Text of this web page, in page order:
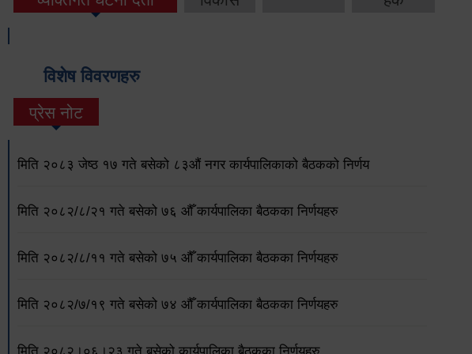
विशेष विवरणहरु
प्रेस नोट
मिति २०८३ जेष्ठ १७ गते बसेको ८३औं नगर कार्यपालिकाको बैठकको निर्णय
मिति २०८२/८/२१ गते बसेको ७६ औँ कार्यपालिका बैठकका निर्णयहरु
मिति २०८२/८/११ गते बसेको ७५ औँ कार्यपालिका बैठकका निर्णयहरु
मिति २०८२/७/१९ गते बसेको ७४ औँ कार्यपालिका बैठकका निर्णयहरु